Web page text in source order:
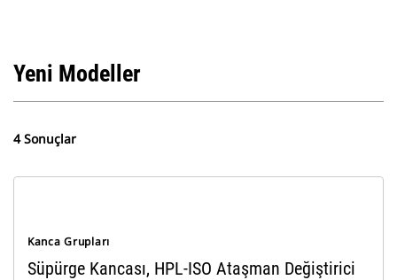
Yeni Modeller
4 Sonuçlar
Kanca Grupları
Süpürge Kancası, HPL-ISO Ataşman Değiştirici